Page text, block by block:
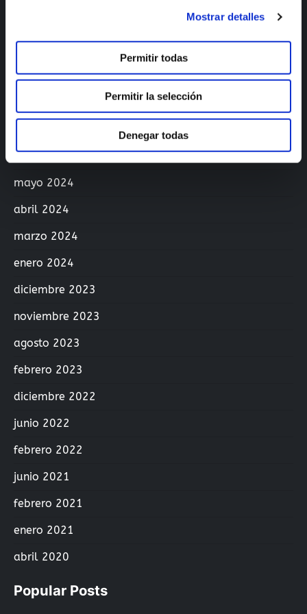
a nuestroAviso de Cookies.
Mostrar detalles
Permitir todas
Permitir la selección
Denegar todas
octubre 2024
junio 2024
mayo 2024
abril 2024
marzo 2024
enero 2024
diciembre 2023
noviembre 2023
agosto 2023
febrero 2023
diciembre 2022
junio 2022
febrero 2022
junio 2021
febrero 2021
enero 2021
abril 2020
Popular Posts